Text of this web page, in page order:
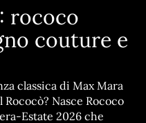
rococo
couture e
classica di Max Mara
Nasce Rococo
Estate 2026 che